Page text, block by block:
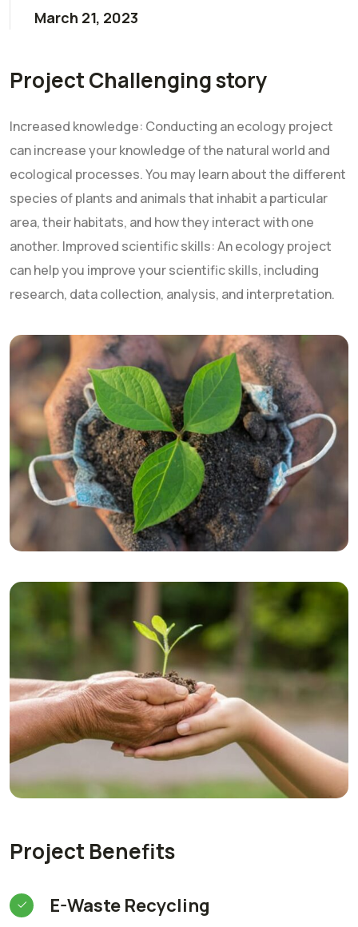
March 21, 2023
Project Challenging story
Increased knowledge: Conducting an ecology project
can increase your knowledge of the natural world and
ecological processes. You may learn about the different
species of plants and animals that inhabit a particular
area, their habitats, and how they interact with one
another. Improved scientific skills: An ecology project
can help you improve your scientific skills, including
research, data collection, analysis, and interpretation.
Project Benefits
E-Waste Recycling